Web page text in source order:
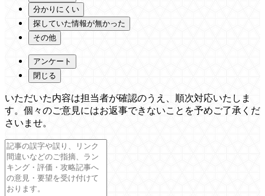
分かりにくい
探していた情報が無かった
その他
アンケート
閉じる
いただいた内容は担当者が確認のうえ、順次対応いたしま
す。個々のご意見にはお返事できないことを予めご了承くだ
さいませ。